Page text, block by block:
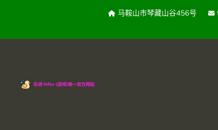
马鞍山市琴藏山谷456号